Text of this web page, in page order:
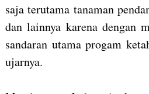
saja terutama tanaman
dan lainnya karena dengan
sandaran utama progam
ujarnya.